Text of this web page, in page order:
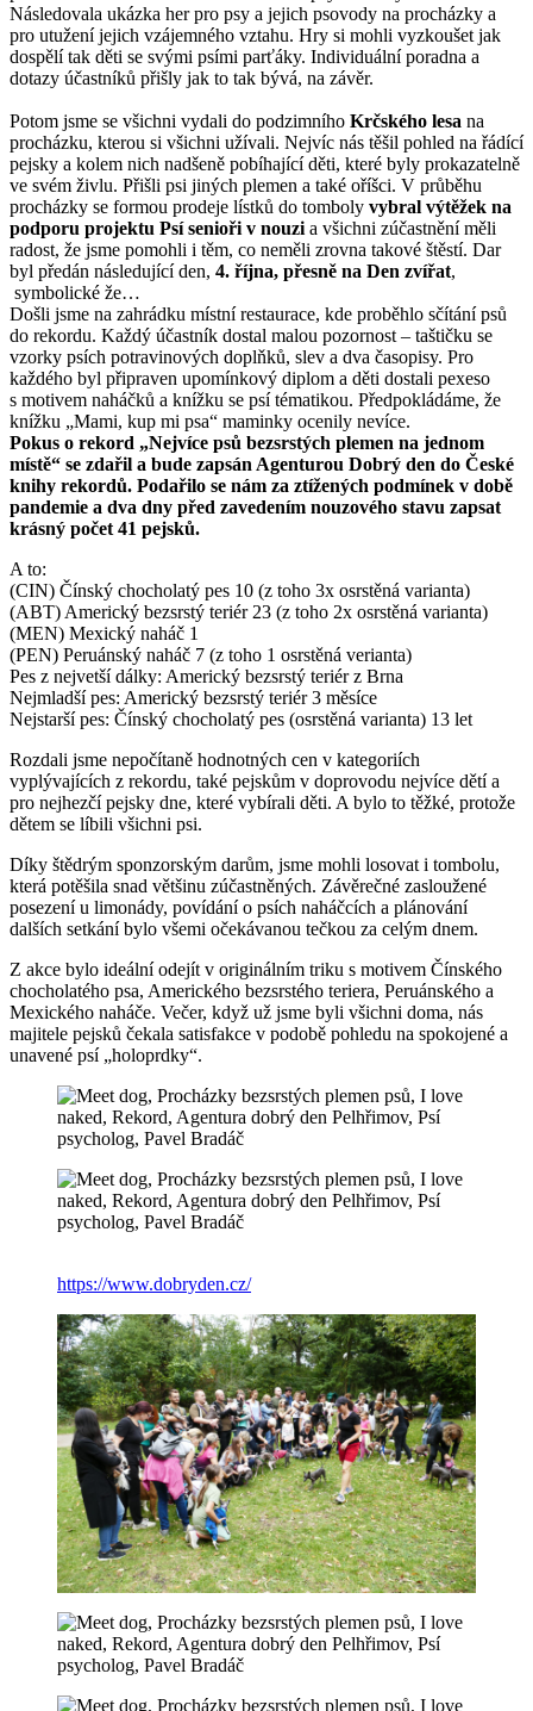
Následovala ukázka her pro psy a jejich psovody na procházky a
pro utužení jejich vzájemného vztahu. Hry si mohli vyzkoušet jak
dospělí tak děti se svými psími parťáky. Individuální poradna a
dotazy účastníků přišly jak to tak bývá, na závěr.
Potom jsme se všichni vydali do podzimního Krčského lesa na
procházku, kterou si všichni užívali. Nejvíc nás těšil pohled na řádící
pejsky a kolem nich nadšeně pobíhající děti, které byly prokazatelně
ve svém živlu. Přišli psi jiných plemen a také oříšci. V průběhu
procházky se formou prodeje lístků do tomboly vybral výtěžek na
podporu projektu Psí senioři v nouzi a všichni zúčastnění měli
radost, že jsme pomohli i těm, co neměli zrovna takové štěstí. Dar
byl předán následující den, 4. října, přesně na Den zvířat,
symbolické že…
Došli jsme na zahrádku místní restaurace, kde proběhlo sčítání psů
do rekordu. Každý účastník dostal malou pozornost – taštičku se
vzorky psích potravinových doplňků, slev a dva časopisy. Pro
každého byl připraven upomínkový diplom a děti dostali pexeso
s motivem naháčků a knížku se psí tématikou. Předpokládáme, že
knížku „Mami, kup mi psa“ maminky ocenily nevíce.
Pokus o rekord „Nejvíce psů bezsrstých plemen na jednom
místě“ se zdařil a bude zapsán Agenturou Dobrý den do České
knihy rekordů. Podařilo se nám za ztížených podmínek v době
pandemie a dva dny před zavedením nouzového stavu zapsat
krásný počet 41 pejsků.
A to:
(CIN) Čínský chocholatý pes 10 (z toho 3x osrstěná varianta)
(ABT) Americký bezsrstý teriér 23 (z toho 2x osrstěná varianta)
(MEN) Mexický naháč 1
(PEN) Peruánský naháč 7 (z toho 1 osrstěná verianta)
Pes z nejvetší dálky: Americký bezsrstý teriér z Brna
Nejmladší pes: Americký bezsrstý teriér 3 měsíce
Nejstarší pes: Čínský chocholatý pes (osrstěná varianta) 13 let
Rozdali jsme nepočítaně hodnotných cen v kategoriích
vyplývajících z rekordu, také pejskům v doprovodu nejvíce dětí a
pro nejhezčí pejsky dne, které vybírali děti. A bylo to těžké, protože
dětem se líbili všichni psi.
Díky štědrým sponzorským darům, jsme mohli losovat i tombolu,
která potěšila snad většinu zúčastněných. Závěrečné zasloužené
posezení u limonády, povídání o psích naháčcích a plánování
dalších setkání bylo všemi očekávanou tečkou za celým dnem.
Z akce bylo ideální odejít v originálním triku s motivem Čínského
chocholatého psa, Amerického bezsrstého teriera, Peruánského a
Mexického naháče. Večer, když už jsme byli všichni doma, nás
majitele pejsků čekala satisfakce v podobě pohledu na spokojené a
unavené psí „holoprdky“.
https://www.dobryden.cz/